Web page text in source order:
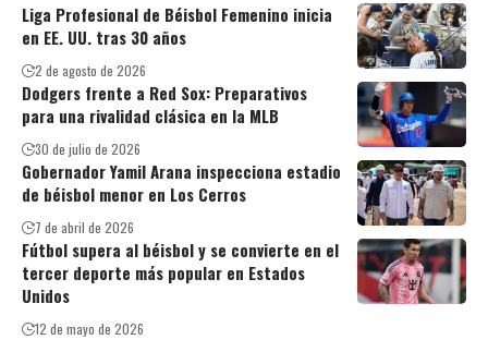
Liga Profesional de Béisbol Femenino inicia
en EE. UU. tras 30 años
2 de agosto de 2026
Dodgers frente a Red Sox: Preparativos
para una rivalidad clásica en la MLB
30 de julio de 2026
Gobernador Yamil Arana inspecciona estadio
de béisbol menor en Los Cerros
7 de abril de 2026
Fútbol supera al béisbol y se convierte en el
tercer deporte más popular en Estados
Unidos
12 de mayo de 2026